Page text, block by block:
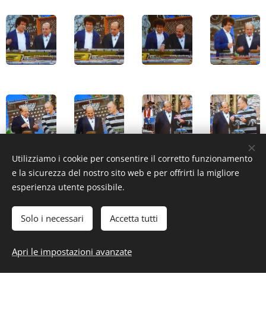
Utilizziamo i cookie per consentire il corretto funzionamento
e la sicurezza del nostro sito web e per offrirti la migliore
esperienza utente possibile.
Solo i necessari Accetta tutti
Apri le impostazioni avanzate